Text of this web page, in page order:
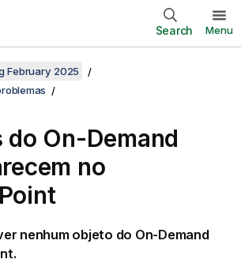
Search Menu
February 2025
do On-Demand
no
nenhum objeto do On-Demand